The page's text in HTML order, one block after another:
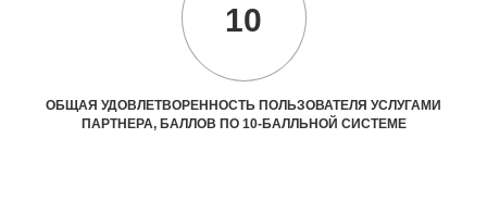
10
ОБЩАЯ УДОВЛЕТВОРЕННОСТЬ ПОЛЬЗОВАТЕЛЯ УСЛУГАМИ
ПАРТНЕРА, БАЛЛОВ ПО 10-БАЛЛЬНОЙ СИСТЕМЕ